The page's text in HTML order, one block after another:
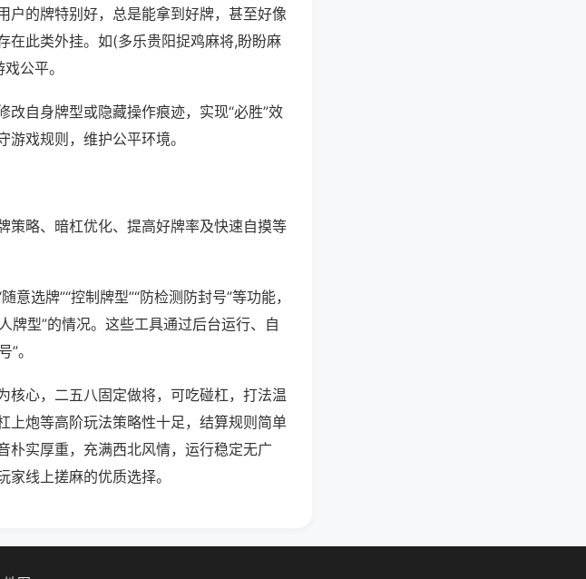
户的牌特别好，总是能拿到好牌，甚至好像
在此类外挂。如(多乐贵阳捉鸡麻将,盼盼麻
公平。
自身牌型或隐藏操作痕迹，实现“必胜”效
戏规则，维护公平环境。
策略、暗杠优化、提高好牌率及快速自摸等
选牌”“控制牌型”“防检测防封号”等功能，
牌型”的情况。这些工具通过后台运行、自
。
核心，二五八固定做将，可吃碰杠，打法温
上炮等高阶玩法策略性十足，结算规则简单
朴实厚重，充满西北风情，运行稳定无广
线上搓麻的优质选择。